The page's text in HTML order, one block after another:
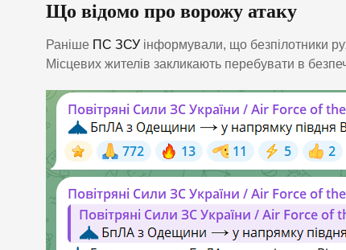
Що відомо про ворожу атаку
Раніше ПС ЗСУ інформували, що безпілотники
Місцевих жителів закликають перебувати в